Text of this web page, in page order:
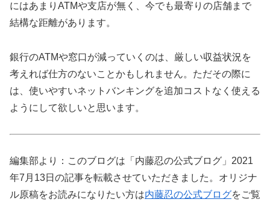
にはあまりATMや支店が無く、今でも最寄りの店舗まで
結構な距離があります。
銀行のATMや窓口が減っていくのは、厳しい収益状況を
考えれば仕方のないことかもしれません。ただその際に
は、使いやすいネットバンキングを追加コストなく使える
ようにして欲しいと思います。
編集部より：このブログは「内藤忍の公式ブログ」2021
年7月13日の記事を転載させていただきました。オリジナ
ル原稿をお読みになりたい方は内藤忍の公式ブログをご覧